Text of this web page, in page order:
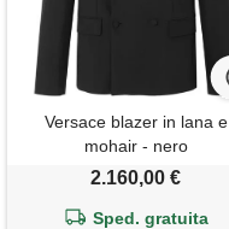
Versace blazer in lana e
mohair - nero
2.160,00 €
Sped. gratuita